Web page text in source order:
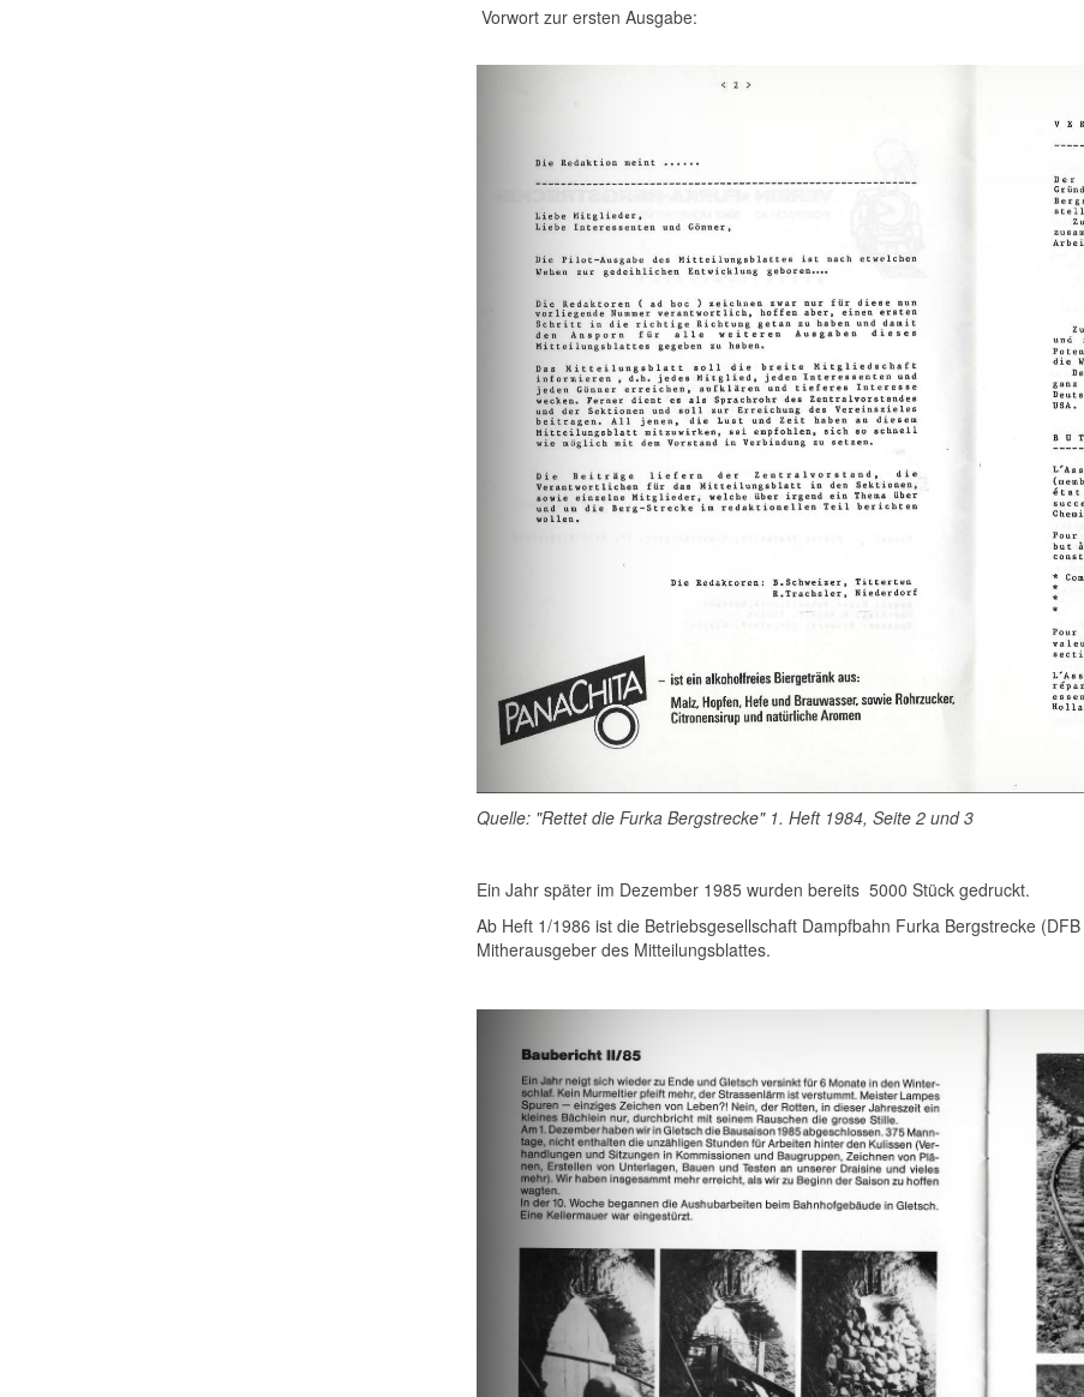
Vorwort zur ersten Ausgabe:
Quelle: "Rettet die Furka Bergstrecke" 1. Heft 1984, Seite 2 und 3
Ein Jahr später im Dezember 1985 wurden bereits 5000 Stück gedruckt.
Ab Heft 1/1986 ist die Betriebsgesellschaft Dampfbahn Furka Bergstrecke
Mitherausgeber des Mitteilungsblattes.